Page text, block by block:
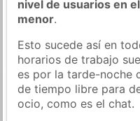
nivel de usuarios en
menor.
Esto sucede así en
horarios de trabajo
es por la tarde-noche
de tiempo libre para
ocio, como es el chat.